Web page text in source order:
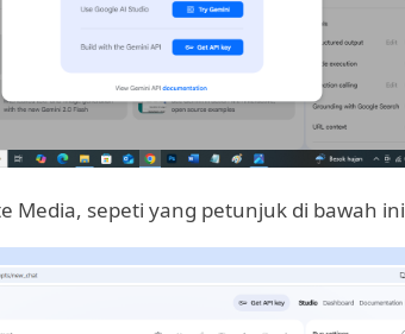
Media, sepeti yang petunjuk di bawah ini